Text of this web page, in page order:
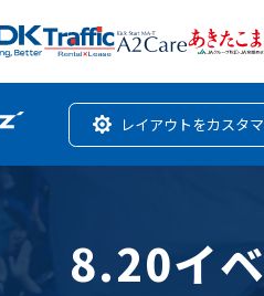
レイアウトをカスタ
8.20イ